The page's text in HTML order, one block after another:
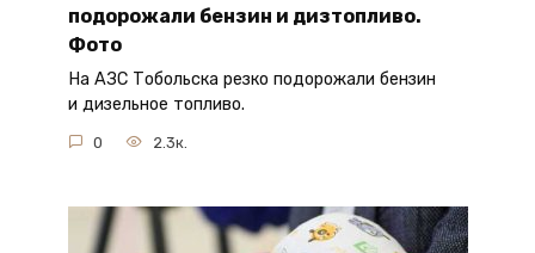
подорожали бензин и дизтопливо.
Фото
На АЗС Тобольска резко подорожали бензин
и дизельное топливо.
0 2.3к.